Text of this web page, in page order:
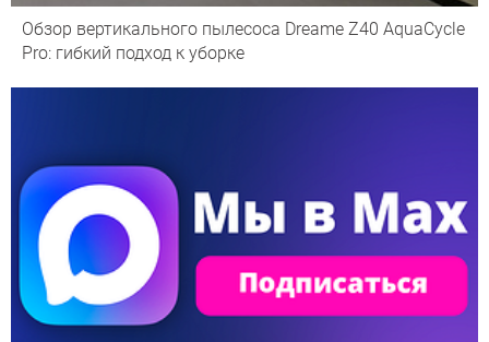
Обзор вертикального пылесоса Dreame Z40 AquaCycle
Pro: гибкий подход к уборке